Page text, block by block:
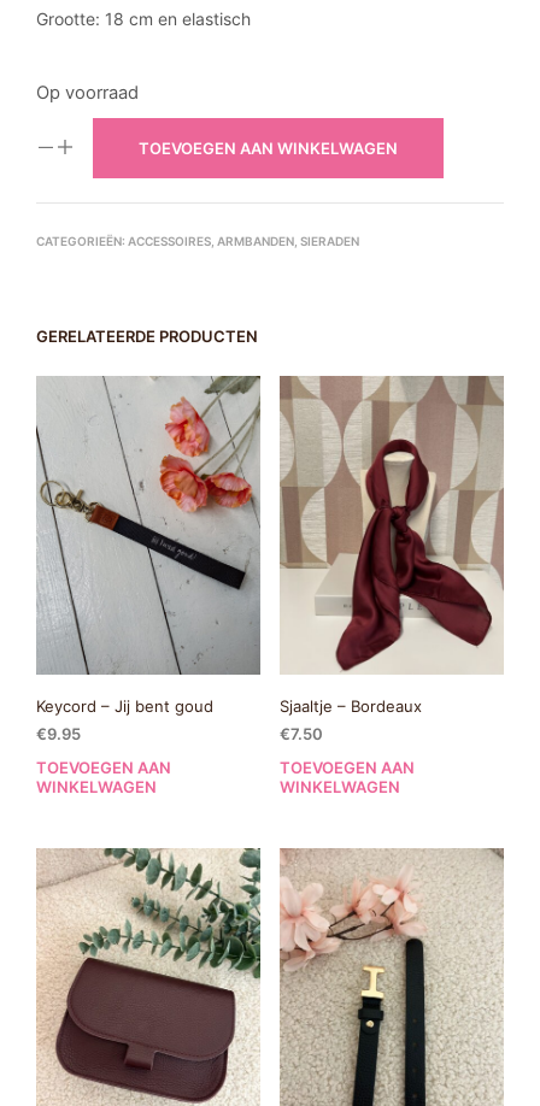
Grootte: 18 cm en elastisch
Op voorraad
TOEVOEGEN AAN WINKELWAGEN
CATEGORIEËN: ACCESSOIRES ARMBANDEN SIERADEN
GERELATEERDE PRODUCTEN
Keycord – Jij bent goud
€9.95
TOEVOEGEN AAN
WINKELWAGEN
Sjaaltje – Bordeaux
€7.50
TOEVOEGEN AAN
WINKELWAGEN